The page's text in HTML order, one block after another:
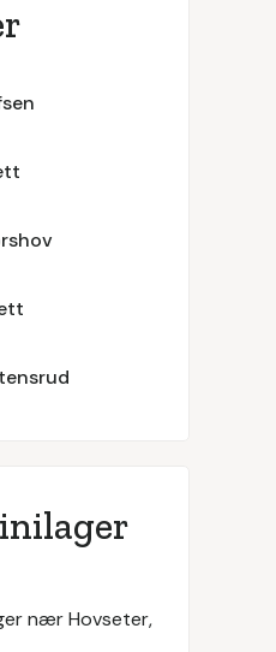
nær Hovseter,